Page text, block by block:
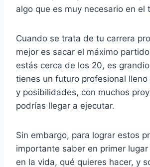
algo que es muy necesario en el
Cuando se trata de tu carrera
mejor es sacar el máximo
estás cerca de los 20, es
tienes un futuro profesional lleno
y posibilidades, con muchos
podrías llegar a ejecutar.
Sin embargo, para lograr estos
importante saber en primer
en la vida, qué quieres hacer, y